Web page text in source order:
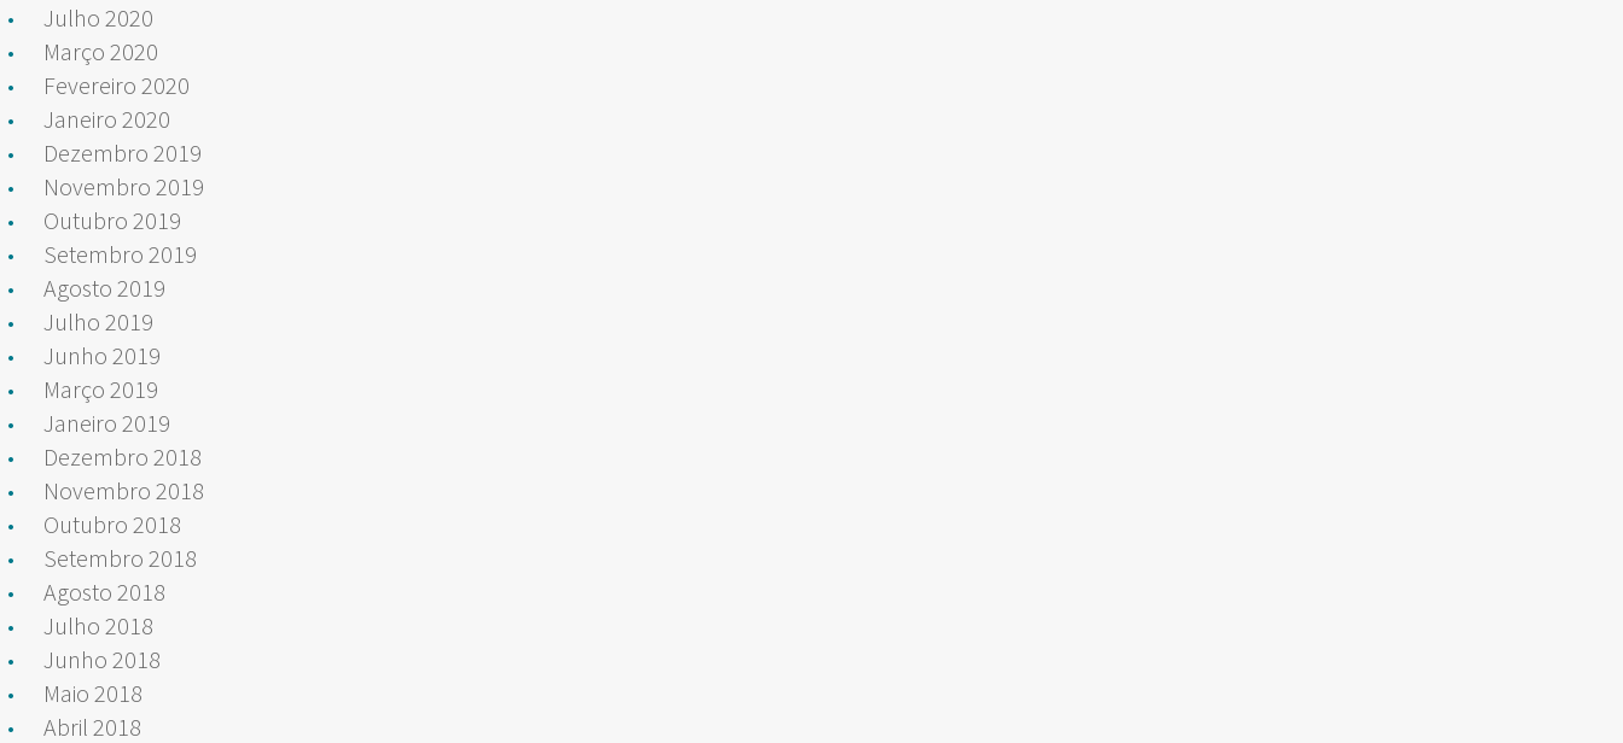
Julho 2020
Março 2020
Fevereiro 2020
Janeiro 2020
Dezembro 2019
Novembro 2019
Outubro 2019
Setembro 2019
Agosto 2019
Julho 2019
Junho 2019
Março 2019
Janeiro 2019
Dezembro 2018
Novembro 2018
Outubro 2018
Setembro 2018
Agosto 2018
Julho 2018
Junho 2018
Maio 2018
Abril 2018